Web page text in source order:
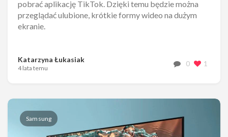
pobrać aplikację TikTok. Dzięki temu będzie można
przeglądać ulubione, krótkie formy wideo na dużym
ekranie.
Katarzyna Łukasiak
4 lata temu
0 1
Samsung